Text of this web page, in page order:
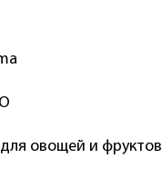
овощей и фруктов